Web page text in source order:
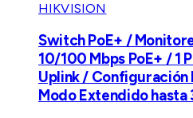
HIKVISION
Switch PoE+ /
10/100 Mbps PoE+ / 1
Uplink /
Modo Extendido